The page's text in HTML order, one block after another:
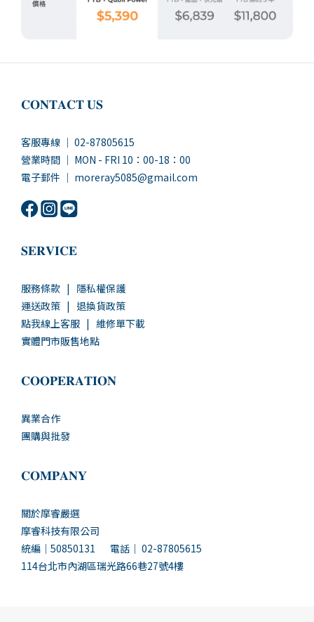
𝐂𝐎𝐍𝐓𝐀𝐂𝐓 𝐔𝐒
客服專線 ｜ 02-87805615
營業時間 ｜ MON - FRI 10：00-18：00
電子郵件 ｜ moreray5085@gmail.com
𝐒𝐄𝐑𝐕𝐈𝐂𝐄
服務條款 | 隱私權保護
運送政策 | 退換貨政策
點我線上客服 | 維修單下載
實體門市販售地點
𝐂𝐎𝐎𝐏𝐄𝐑𝐀𝐓𝐈𝐎𝐍
異業合作
團購與批發
𝐂𝐎𝐌𝐏𝐀𝐍𝐘
關於摩睿嚴選
摩睿科技有限公司
統編｜50850131 電話｜ 02-87805615
114台北市內湖區瑞光路66巷27號4樓